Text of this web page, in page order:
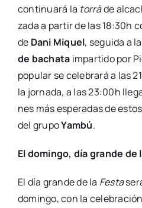
con­ti­nua­rá la torràde
za­da a par­tir de las 18:30h
de Dani Miquel, segui­da a
de bacha­ta impar­ti­do por
popu­lar se cele­bra­rá a las
la jor­na­da, a las 23:00h
nes más espe­ra­das de
del gru­poYam­bú.
El domin­go, día gran­de de
El día gran­de de la Fes­ta
domin­go, con la